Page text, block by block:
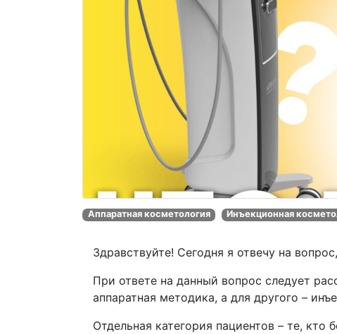
Аппаратная косметология Инъекционная
Здравствуйте! Сегодня я отвечу на
При ответе на данный вопрос следует
аппаратная методика, а для другого –
Отдельная категория пациентов – те,